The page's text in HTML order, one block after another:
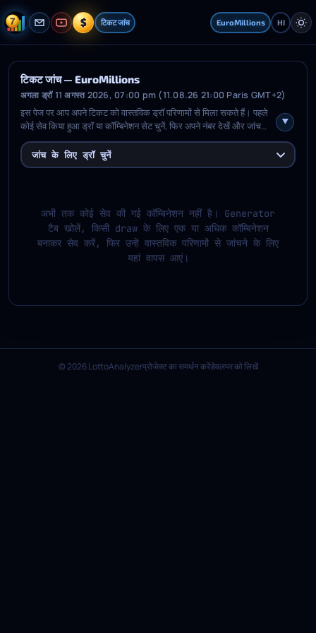
$ टिकट जांच EuroMillions HI
टिकट जांच — EuroMillions
अगला ड्रॉ 11 अगस्त 2026, 07:00 pm (11.08.26 21:00 Paris GMT+2)
इस पेज पर आप अपने टिकट को वास्तविक ड्रॉ परिणामों से मिला सकते हैं। पहले
कोई सेव किया हुआ ड्रॉ या कॉम्बिनेशन सेट चुनें, फिर अपने नंबर देखें और जांच
शुरू करें। इसके बाद आपको दिखेगा कि कौन से main और extra numbers
मिले, हर कॉम्बिनेशन में कितने hits आए, लागू होने पर prize tier क्या है, और हर
जांचे गए draw की summary भी।
जांच के लिए ड्रॉ चुनें
अभी तक कोई सेव की गई कॉम्बिनेशन नहीं है। Generator
टैब खोलें, किसी draw के लिए एक या अधिक कॉम्बिनेशन
बनाकर सेव करें, फिर उन्हें वास्तविक परिणामों से जांचने के लिए
यहां वापस आएं।
© 2026 LottoAnalyzerप्रोजेक्ट का समर्थन करेंडेवलपर को लिखें